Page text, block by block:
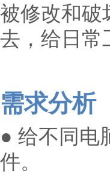
被修改和破
去，给日常
需求分析
● 给不同电
件。